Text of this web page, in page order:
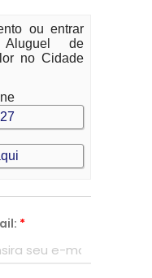
ou entrar
de
no Cidade
*